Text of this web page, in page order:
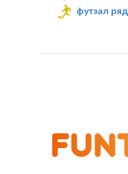
футзал